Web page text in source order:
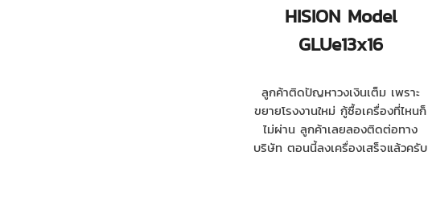
HISION Model
GLUe13x16
ลูกค้าติดปัญหาวงเงินเต็ม เพราะ
ขยายโรงงานใหม่ กู้ซื้อเครื่องที่ไหนก็
ไม่ผ่าน ลูกค้าเลยลองติดต่อทาง
บริษัท ตอนนี้ลงเครื่องเสร็จแล้วครับ